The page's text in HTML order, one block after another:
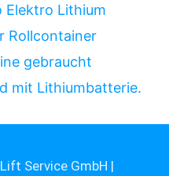
Lithium
Rollcontainer
gebraucht
mit Lithiumbatterie.
Service GmbH |